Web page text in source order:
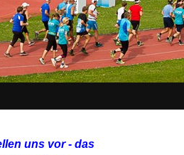
uns vor - das